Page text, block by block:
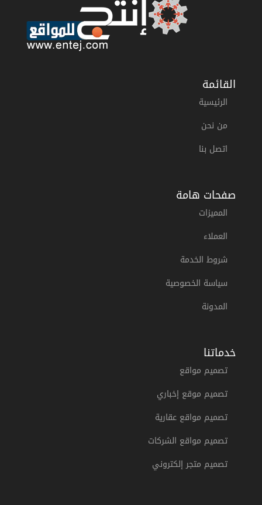
القائمة
الرئيسية
من نحن
اتصل بنا
صفحات هامة
المميزات
العملاء
شروط الخدمة
سياسة الخصوصية
المدونة
خدماتنا
تصميم مواقع
تصميم موقع إخباري
تصميم مواقع عقارية
تصميم مواقع الشركات
تصميم متجر إلكتروني